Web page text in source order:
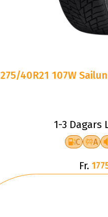
275/40R21 107W
1-3 Dagars
C A
Fr.